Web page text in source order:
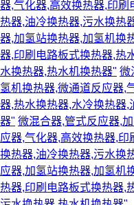
器,气化器,高效换热器,印
热器,油冷换热器,污水换热
器,加氢站换热器,加氢机换
器,印刷电路板式换热器,热
水换热器,热水机换热器" 微
氢机换热器,微通道反应器,
器,热水换热器,水冷换热器
器" 微混合器,管式反应器,
应器,气化器,高效换热器,
换热器,油冷换热器,污水换
应器,加氢站换热器,加氢机
热器,印刷电路板式换热器,